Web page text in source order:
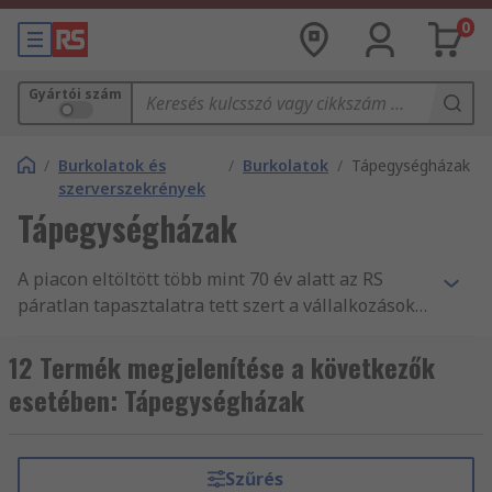
0
Gyártói szám
/ Burkolatok és
szerverszekrények
/ Burkolatok / Tápegységházak
Tápegységházak
A piacon eltöltött több mint 70 év alatt az RS
páratlan tapasztalatra tett szert a vállalkozások
tartozékellátásában, mint Tokok, tárolás és
anyagmozgatás forgalmazásában. Világszerte
támogatjuk a mérnököket Tápegységházak és
ország vásárlói számára, akik mind tudják, hogy
12 Termék megjelenítése a következők
esetében: Tápegységházak
Szűrés